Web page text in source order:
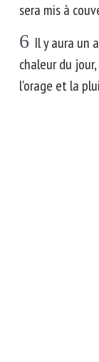
sera mis à
6 Il y aura un
chaleur du
l'orage et la